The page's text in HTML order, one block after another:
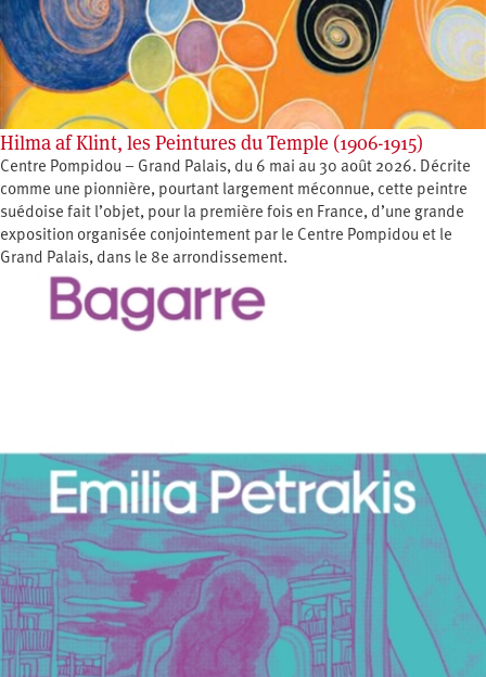
Hilma af Klint, les Peintures du Temple (1906-1915)
Centre Pompidou – Grand Palais, du 6 mai au 30 août 2026. Décrite
comme une pionnière, pourtant largement méconnue, cette peintre
suédoise fait l’objet, pour la première fois en France, d’une grande
exposition organisée conjointement par le Centre Pompidou et le
Grand Palais, dans le 8e arrondissement.